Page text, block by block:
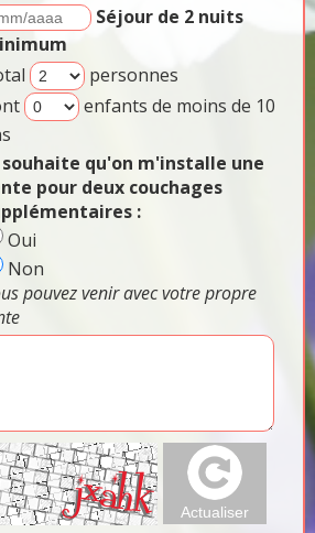
Séjour de 2 nuits
personnes
enfants de moins de 10
souhaite qu'on m'installe une
pour deux couchages
:
Oui
Non
pouvez venir avec votre propre